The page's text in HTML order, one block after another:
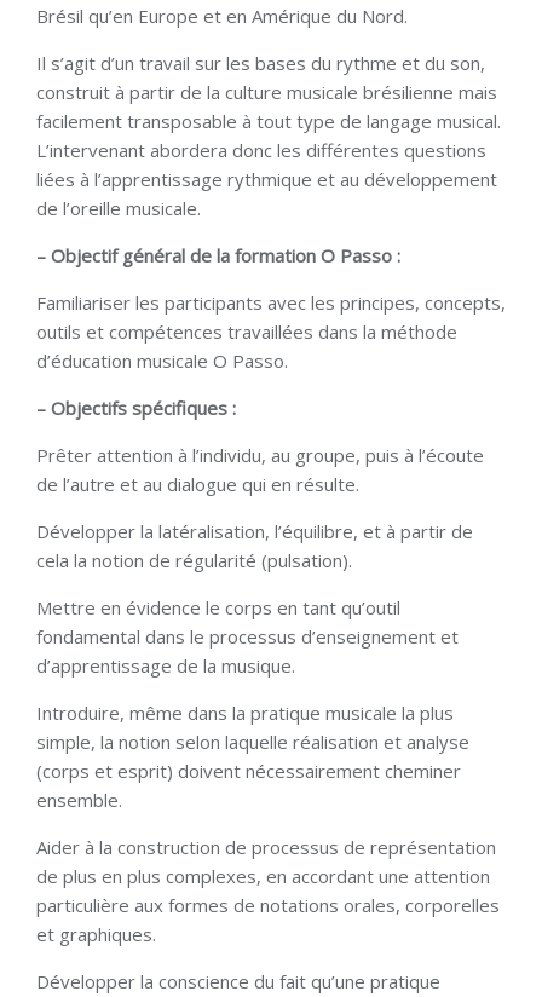
Brésil qu’en Europe et en Amérique du Nord.
Il s’agit d’un travail sur les bases du rythme et du son,
construit à partir de la culture musicale brésilienne mais
facilement transposable à tout type de langage musical.
L’intervenant abordera donc les différentes questions
liées à l’apprentissage rythmique et au développement
de l’oreille musicale.
– Objectif général de la formation O Passo :
Familiariser les participants avec les principes, concepts,
outils et compétences travaillées dans la méthode
d’éducation musicale O Passo.
– Objectifs spécifiques :
Prêter attention à l’individu, au groupe, puis à l’écoute
de l’autre et au dialogue qui en résulte.
Développer la latéralisation, l’équilibre, et à partir de
cela la notion de régularité (pulsation).
Mettre en évidence le corps en tant qu’outil
fondamental dans le processus d’enseignement et
d’apprentissage de la musique.
Introduire, même dans la pratique musicale la plus
simple, la notion selon laquelle réalisation et analyse
(corps et esprit) doivent nécessairement cheminer
ensemble.
Aider à la construction de processus de représentation
de plus en plus complexes, en accordant une attention
particulière aux formes de notations orales, corporelles
et graphiques.
Développer la conscience du fait qu’une pratique